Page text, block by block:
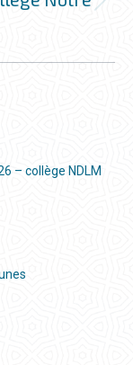
– collège NDLM